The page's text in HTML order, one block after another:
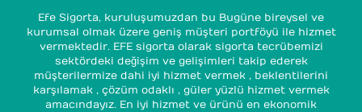
Efe Sigorta, kuruluşumuzdan bu Bugüne bireysel ve
kurumsal olmak üzere geniş müşteri portföyü ile hizmet
vermektedir. EFE sigorta olarak sigorta tecrübemizi
sektördeki değişim ve gelişimleri takip ederek
müşterilermize dahi iyi hizmet vermek , beklentilerini
karşılamak , çözüm odaklı , güler yüzlü hizmet vermek
amacındayız. En iyi hizmet ve ürünü en ekonomik